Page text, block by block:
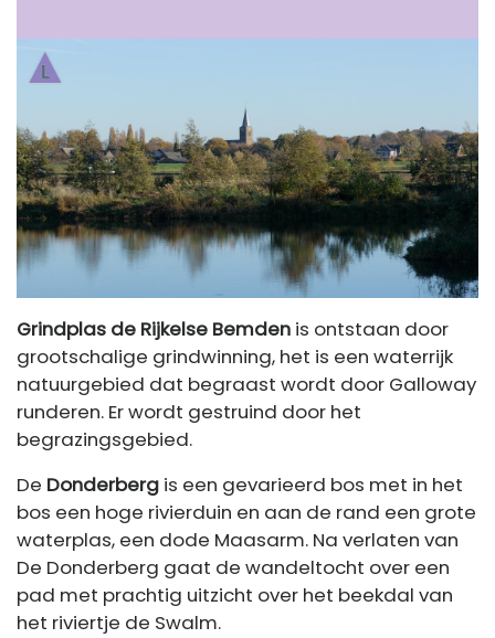
Grindplas de Rijkelse Bemden is ontstaan door
grootschalige grindwinning, het is een waterrijk
natuurgebied dat begraast wordt door Galloway
runderen. Er wordt gestruind door het
begrazingsgebied.
De Donderberg is een gevarieerd bos met in het
bos een hoge rivierduin en aan de rand een grote
waterplas, een dode Maasarm. Na verlaten van
De Donderberg gaat de wandeltocht over een
pad met prachtig uitzicht over het beekdal van
het riviertje de Swalm.